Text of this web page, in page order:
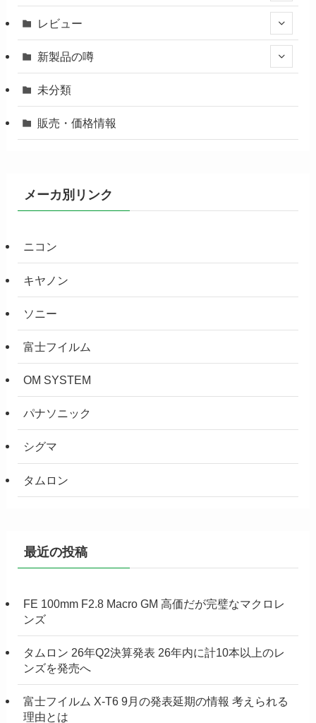
レビュー
新製品の噂
未分類
販売・価格情報
メーカ別リンク
ニコン
キヤノン
ソニー
富士フイルム
OM SYSTEM
パナソニック
シグマ
タムロン
最近の投稿
FE 100mm F2.8 Macro GM 高価だが完璧なマクロレ
ンズ
タムロン 26年Q2決算発表 26年内に計10本以上のレ
ンズを発売へ
富士フイルム X-T6 9月の発表延期の情報 考えられる
理由とは